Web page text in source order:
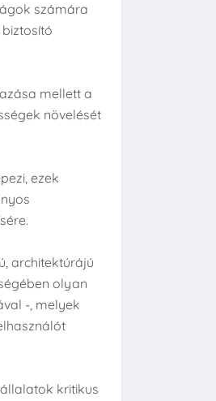
számára
mellett a
növelését
ezek
architektúrájú
olyan
-, melyek
kritikus